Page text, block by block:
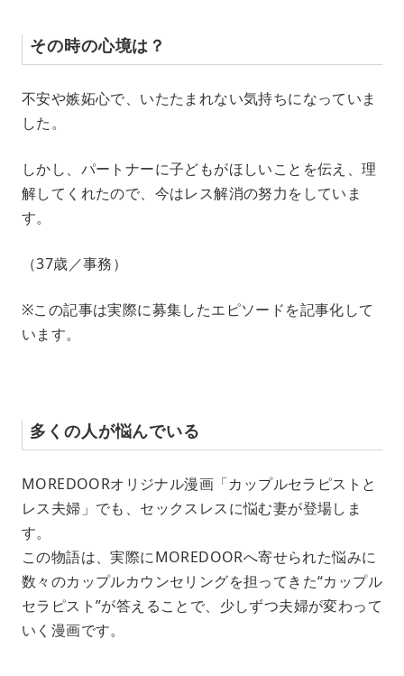
その時の心境は？
不安や嫉妬心で、いたたまれない気持ちになっていま
した。
しかし、パートナーに子どもがほしいことを伝え、理
解してくれたので、今はレス解消の努力をしていま
す。
（37歳／事務）
※この記事は実際に募集したエピソードを記事化して
います。
多くの人が悩んでいる
MOREDOORオリジナル漫画「カップルセラピストと
レス夫婦」でも、セックスレスに悩む妻が登場しま
す。
この物語は、実際にMOREDOORへ寄せられた悩みに
数々のカップルカウンセリングを担ってきた“カップル
セラピスト”が答えることで、少しずつ夫婦が変わって
いく漫画です。